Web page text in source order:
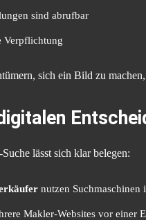
sind abrufbar
Verpflichtung
sich ein Bild zu
lässt sich klar belegen:
nutzen Suchmaschinen
Makler-Websites vor einer